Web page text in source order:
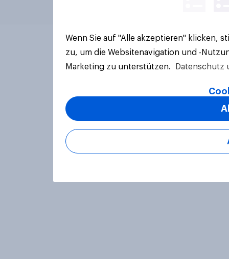
Wenn Sie auf "Alle akzeptieren" klicken,
zu, um die Websitenavigation und -
Marketing zu unterstützen.
Datenschutz